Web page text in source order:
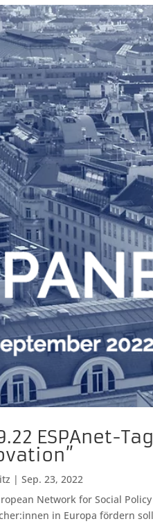
ESPAnet-
|Sep. 23, 2022
Network for Social
in Europa fördern